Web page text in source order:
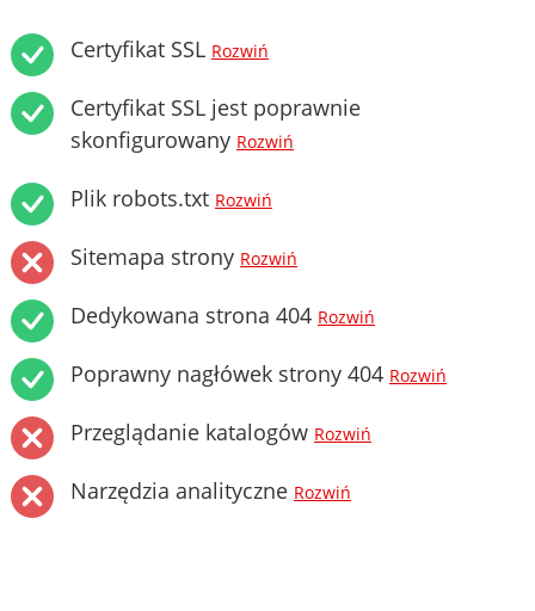
Certyfikat SSL Rozwiń
Certyfikat SSL jest poprawnie
skonfigurowany Rozwiń
Plik robots.txt Rozwiń
Sitemapa strony Rozwiń
Dedykowana strona 404 Rozwiń
Poprawny nagłówek strony 404 Rozwiń
Przeglądanie katalogów Rozwiń
Narzędzia analityczne Rozwiń